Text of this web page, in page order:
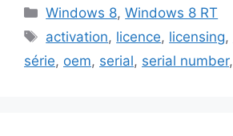
Catégories
Windows 8,Windows 8 RT
Étiquettes
activation, licence, licensing,
série, oem, serial, serial number,